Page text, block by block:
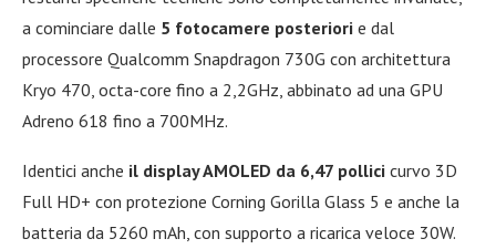
a cominciare dalle 5 fotocamere posteriori e dal
processore Qualcomm Snapdragon 730G con architettura
Kryo 470, octa-core fino a 2,2GHz, abbinato ad una GPU
Adreno 618 fino a 700MHz.
Identici anche il display AMOLED da 6,47 pollici curvo 3D
Full HD+ con protezione Corning Gorilla Glass 5 e anche la
batteria da 5260 mAh, con supporto a ricarica veloce 30W.